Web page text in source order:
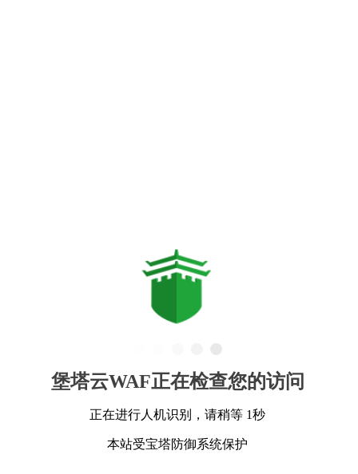
堡塔云WAF正在检查您的访问
正在进行人机识别，请稍等 1秒
本站受宝塔防御系统保护